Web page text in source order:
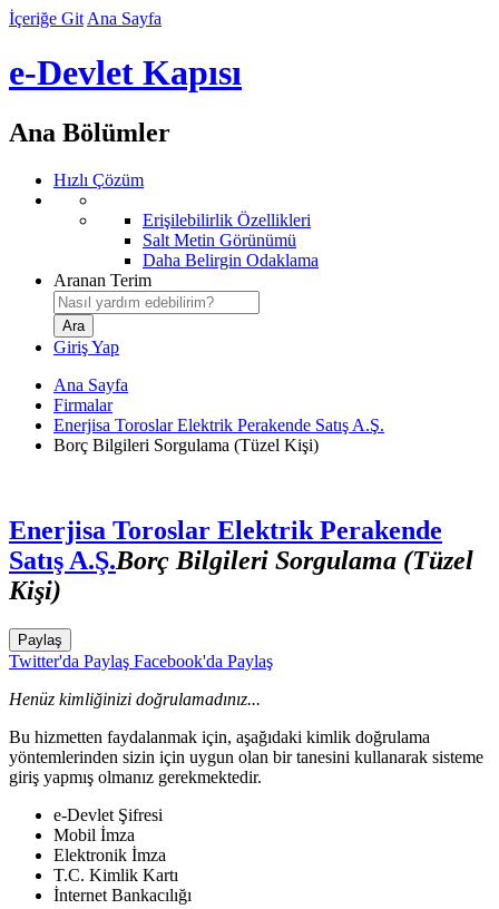
İçeriğe Git Ana Sayfa
e-Devlet Kapısı
Ana Bölümler
Hızlı Çözüm
Erişilebilirlik Özellikleri
Salt Metin Görünümü
Daha Belirgin Odaklama
Aranan Terim
Giriş Yap
Ana Sayfa
Firmalar
Enerjisa Toroslar Elektrik Perakende Satış A.Ş.
Borç Bilgileri Sorgulama (Tüzel Kişi)
Enerjisa Toroslar Elektrik Perakende
Satış A.Ş.Borç Bilgileri Sorgulama (Tüzel
Kişi)
Paylaş
Twitter'da Paylaş Facebook'da Paylaş
Henüz kimliğinizi doğrulamadınız...
Bu hizmetten faydalanmak için, aşağıdaki kimlik doğrulama
yöntemlerinden sizin için uygun olan bir tanesini kullanarak sisteme
giriş yapmış olmanız gerekmektedir.
e-Devlet Şifresi
Mobil İmza
Elektronik İmza
T.C. Kimlik Kartı
İnternet Bankacılığı